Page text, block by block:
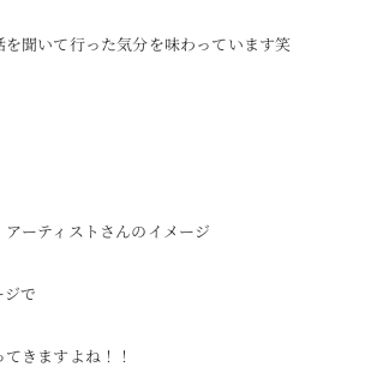
聞いて行った気分を味わっています笑
ーティストさんのイメージ
で
きますよね！！